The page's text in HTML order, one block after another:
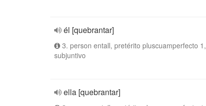
él [quebrantar]
3. person entall, pretérito pluscuamperfecto 1,
subjuntivo
ella [quebrantar]